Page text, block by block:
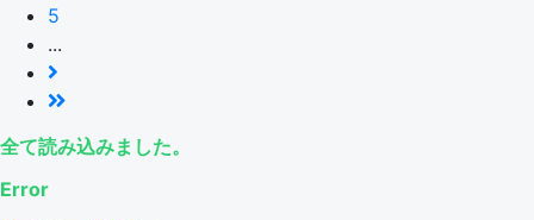
5
...
全て読み込みました。
Error